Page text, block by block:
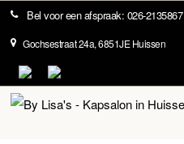
Bel voor een afspraak: 026-2135867